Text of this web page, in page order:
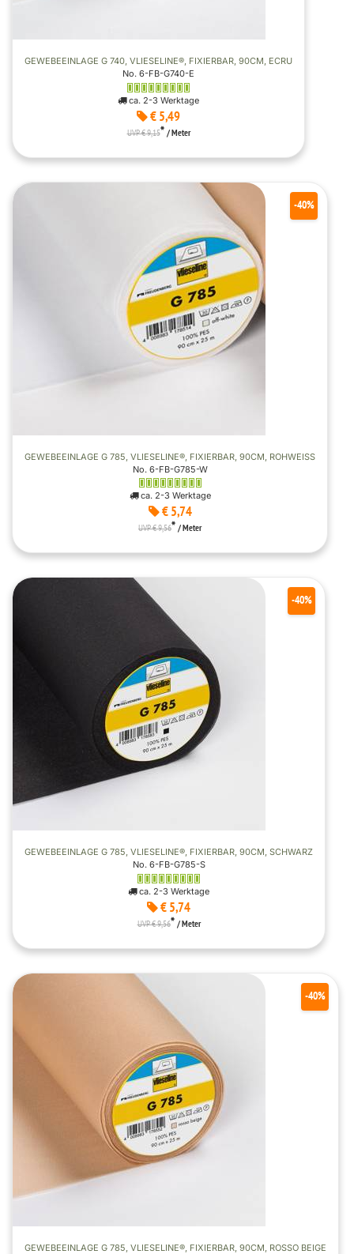
GEWEBEEINLAGE G 740, VLIESELINE®, FIXIERBAR, 90CM, ECRU
No. 6-FB-G740-E
ca. 2-3 Werktage
€ 5,49
UVP € 9,15* / Meter
GEWEBEEINLAGE G 785, VLIESELINE®, FIXIERBAR, 90CM, ROHWEISS
No. 6-FB-G785-W
ca. 2-3 Werktage
€ 5,74
-40%
UVP € 9,56* / Meter
GEWEBEEINLAGE G 785, VLIESELINE®, FIXIERBAR, 90CM, SCHWARZ
No. 6-FB-G785-S
ca. 2-3 Werktage
€ 5,74
-40%
UVP € 9,56* / Meter
GEWEBEEINLAGE G 785, VLIESELINE®, FIXIERBAR, 90CM, ROSSO BEIGE
-40%